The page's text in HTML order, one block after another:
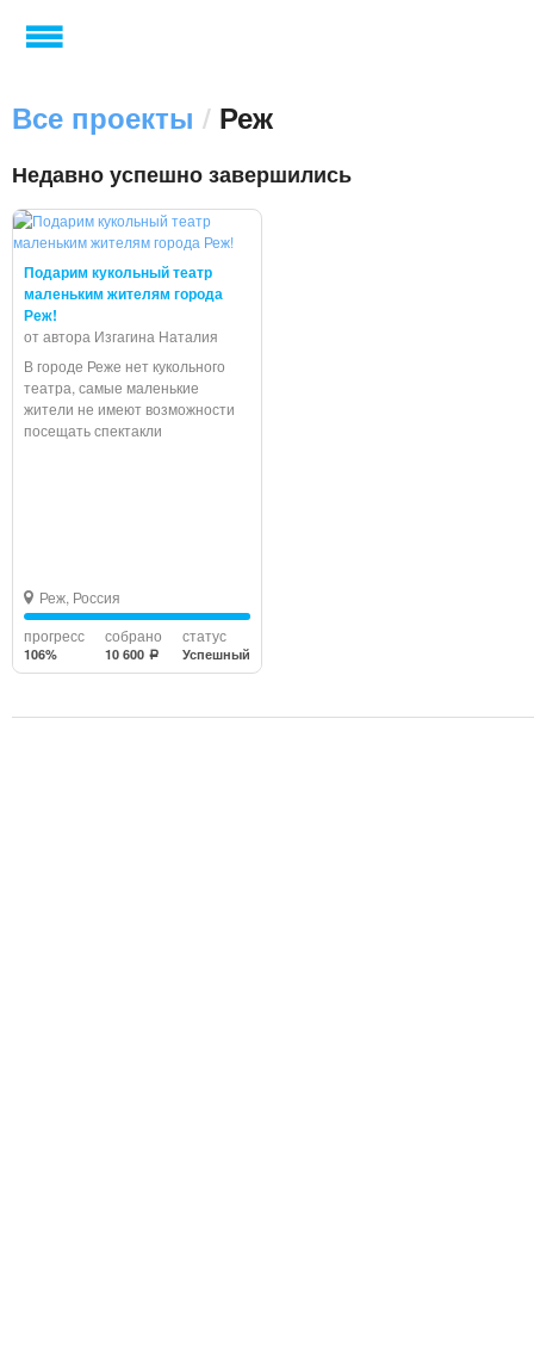
Все проекты / Реж
Недавно успешно завершились
Подарим кукольный театр
маленьким жителям города
Реж!
от автора Изгагина Наталия
В городе Реже нет кукольного
театра, самые маленькие
жители не имеют возможности
посещать спектакли
Реж, Россия
прогресс
106%
собрано
10 600 a
статус
Успешный